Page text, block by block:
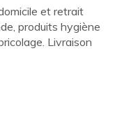
et retrait
produits hygiène
Livraison